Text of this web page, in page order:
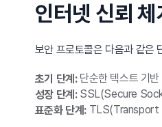
인터넷 신뢰
보안 프로토콜은 다음과 같은
초기 단계:단순한 텍스트 기반
성장 단계:SSL(Secure
표준화 단계:TLS(Transport